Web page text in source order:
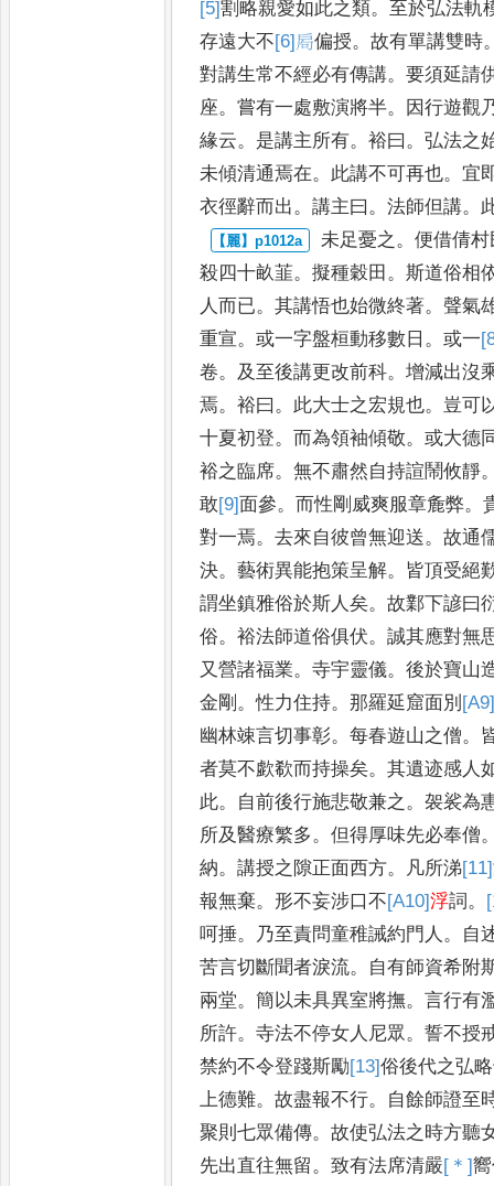
[5]割略親愛如此之類。至於弘法軌
存遠大不[6]𢩁偏授。故有單講雙時
對講生常不經必有傳講。要須延請
座。嘗有一處敷演將半。
因行遊觀
緣云。 是講主所有。裕曰 。弘法之
未傾清通焉在。 此講不可再也。 宜
衣徑辭而出 。講主曰 。法師但講。
未足憂之 。便借倩
殺四十畝韮。擬種穀田 。斯道俗相
人而已。其講悟也始微終著。聲氣
重宣。或一字盤桓動移數日 。或一
卷。 及至後講更改前科。增減出沒
焉。裕曰 。 此大士之宏規也。 豈可
十夏初登。而為領袖傾敬。或大德
裕之臨席。無不肅然自持諠鬧攸靜
敢[9]面參。而性剛威爽服章麁弊。
對一焉。去來自彼曾無迎送。故通
決。藝術異能抱策呈解。 皆頂受絕
謂坐鎮雅俗於斯人矣。故鄴下諺曰
俗。裕法師道俗俱伏。誠其應對無
又營諸福業。寺宇靈儀。後於寶山
金剛 。性力住持。那羅延窟面別
幽林竦言切事彰。每春遊山之僧。
者莫不歔欷而持操矣。其遺迹感人
此。 自前後行施悲敬兼之 。袈裟為
所及醫療繁多 。但得厚味先必奉僧
納。講授之隙正面西方。 凡所涕[11]
報無棄。 形不妄涉口不[A10]浮詞 。
呵捶。 乃至責問童稚誡約門人 。
自
苦言切斷聞者淚流。 自有師資希附
兩堂。簡以未具異室將撫。言行有
所許。寺法不停女人尼眾 。誓不授
禁約不令登踐斯勵[13]俗後代之弘
上德難。故盡報不行。 自餘師證至
聚則七眾備傳。故使弘法之時方聽
先出直往無留 。致有法席清嚴[＊]嚮